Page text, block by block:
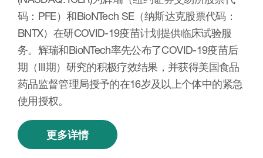
码：PFE）和BioNTech SE（纳斯达克股票代码：
BNTX）在研COVID-19疫苗计划提供临床试验服
务。辉瑞和BioNTech率先公布了COVID-19疫苗后
期（III期）研究的积极疗效结果，并获得美国食品
药品监督管理局授予的在16岁及以上个体中的紧急
使用授权。
更多详情